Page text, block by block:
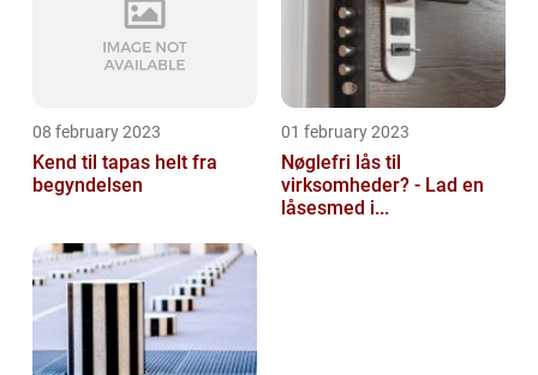
08 february 2023
Kend til tapas helt fra
begyndelsen
01 february 2023
Nøglefri lås til
virksomheder? - Lad en
låsesmed i...